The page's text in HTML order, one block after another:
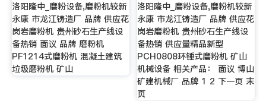
洛阳隆中_磨粉设备,磨粉机较新
永康 市龙江铸造厂 品牌 供应花
岗岩磨粉机 贵州砂石生产线设
备热销 面议 品牌 磨粉机
PF1214式磨粉机 混凝土建筑
垃圾磨粉机 矿山
洛阳隆中_磨粉设备,磨粉机较新
永康 市龙江铸造厂 品牌 供应花
岗岩磨粉机 贵州砂石生产线设
备热销 供应量精品新型
PCH0808环锤式磨粉机 矿山
机械设备 相关产品： 面议 博山
矿建机械厂 品牌 1 2 下一页 末
页